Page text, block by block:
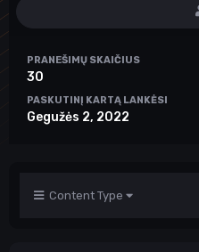
PRANEŠIMŲ SKAIČIUS
30
PASKUTINĮ KARTĄ LANKĖSI
Gegužės 2, 2022
Content Type